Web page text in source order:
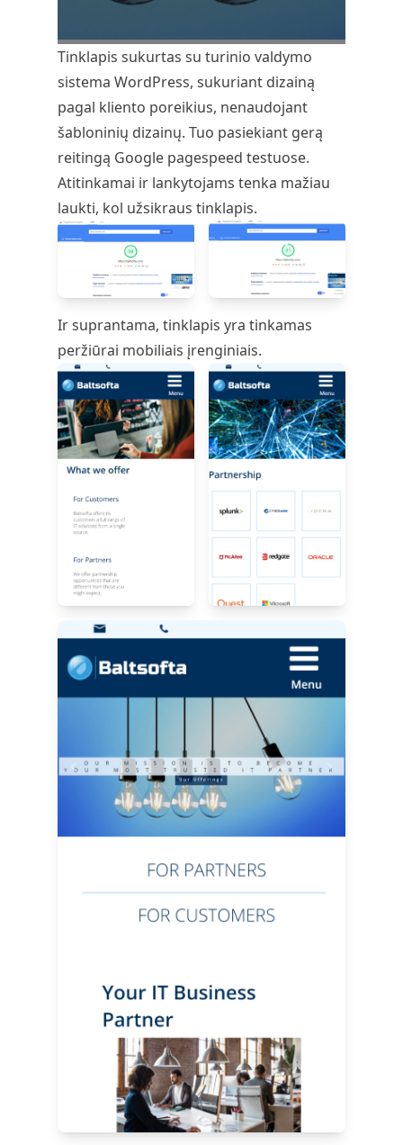
Tinklapis sukurtas su turinio valdymo
sistema WordPress, sukuriant dizainą
pagal kliento poreikius, nenaudojant
šabloninių dizainų. Tuo pasiekiant gerą
reitingą Google pagespeed testuose.
Atitinkamai ir lankytojams tenka mažiau
laukti, kol užsikraus tinklapis.
Ir suprantama, tinklapis yra tinkamas
peržiūrai mobiliais įrenginiais.